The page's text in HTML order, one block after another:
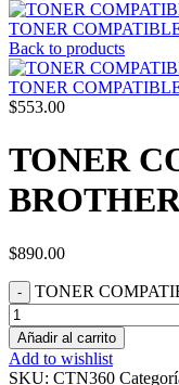
TONER
Back to products
TONER
$553.00
TONER
$890.00
TONER
Añadir al carrito
Add to wishlist
SKU: CTN360